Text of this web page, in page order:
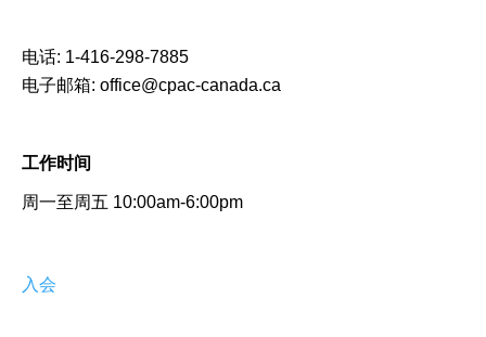
电话: 1-416-298-7885
电子邮箱: office@cpac-canada.ca
工作时间
周一至周五 10:00am-6:00pm
入会